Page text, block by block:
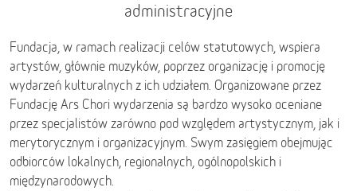
administracyjne
Fundacja, w ramach realizacji celów statutowych, wspiera
artystów, głównie muzyków, poprzez organizację i promocję
wydarzeń kulturalnych z ich udziałem. Organizowane przez
Fundację Ars Chori wydarzenia są bardzo wysoko oceniane
przez specjalistów zarówno pod względem artystycznym, jak i
merytorycznym i organizacyjnym. Swym zasięgiem obejmując
odbiorców lokalnych, regionalnych, ogólnopolskich i
międzynarodowych.